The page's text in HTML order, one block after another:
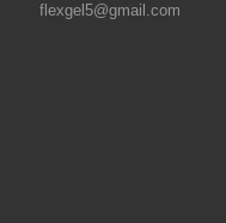
flexgel5@gmail.com